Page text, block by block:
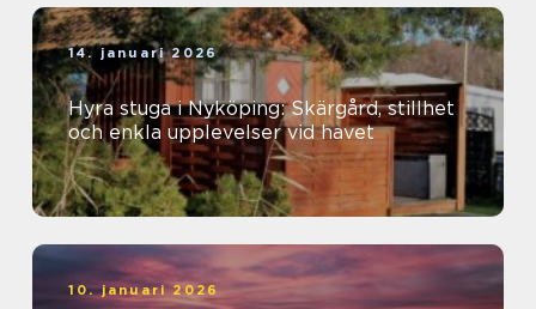
14. januari 2026
Hyra stuga i Nyköping: Skärgård, stillhet
och enkla upplevelser vid havet
10. januari 2026